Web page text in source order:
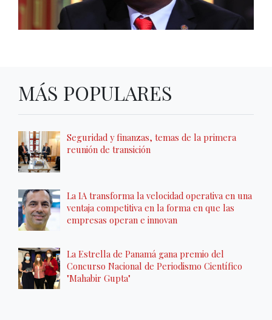
MÁS POPULARES
Seguridad y finanzas, temas de la primera
reunión de transición
La IA transforma la velocidad operativa en una
ventaja competitiva en la forma en que las
empresas operan e innovan
La Estrella de Panamá gana premio del
Concurso Nacional de Periodismo Científico
"Mahabir Gupta"